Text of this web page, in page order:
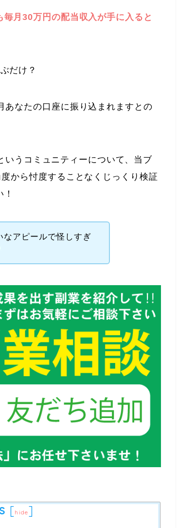
月30万円の配当収入が手に入ると
だけ？
あなたの口座に振り込まれますとの
いうコミュニティーについて、当ブ
から忖度することなくじっくり検証
なアピールで怪しすぎ
[hide]